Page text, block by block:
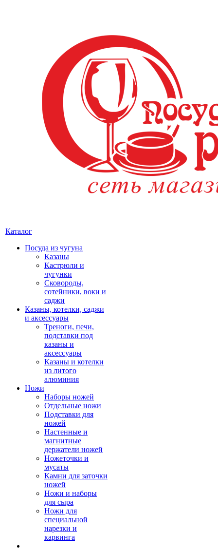
Каталог
Посуда из чугуна
Казаны
Кастрюли и
чугунки
Сковороды,
сотейники, воки и
саджи
Казаны, котелки, саджи
и аксессуары
Треноги, печи,
подставки под
казаны и
аксессуары
Казаны и котелки
из литого
алюминия
Ножи
Наборы ножей
Отдельные ножи
Подставки для
ножей
Настенные и
магнитные
держатели ножей
Ножеточки и
мусаты
Камни для заточки
ножей
Ножи и наборы
для сыра
Ножи для
специальной
нарезки и
карвинга